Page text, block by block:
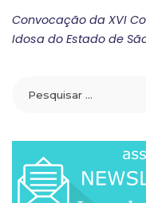
Convocação da XVI
Idosa do Estado de